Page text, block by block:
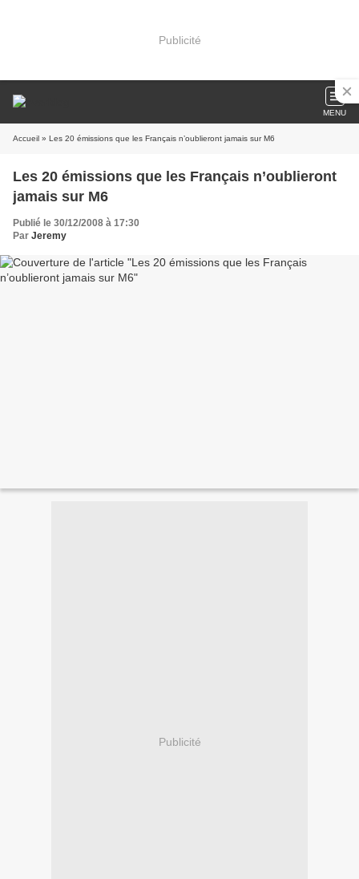
Publicité
MENU
Accueil » Les 20 émissions que les Français n’oublieront jamais sur M6
Les 20 émissions que les Français n’oublieront
jamais sur M6
Publié le 30/12/2008 à 17:30
Par Jeremy
Publicité